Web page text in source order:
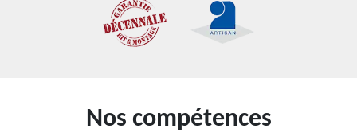
Nos compétences